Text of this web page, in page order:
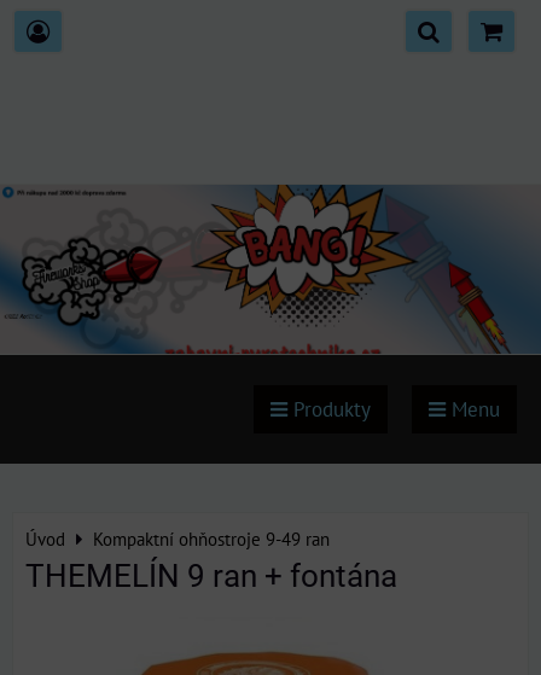
Produkty Menu
Úvod Kompaktní ohňostroje 9-49 ran
THEMELÍN 9 ran + fontána